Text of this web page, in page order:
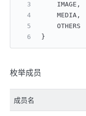
    IMAGE,
    MEDIA,
    OTHERS
}
枚举成员
成员名